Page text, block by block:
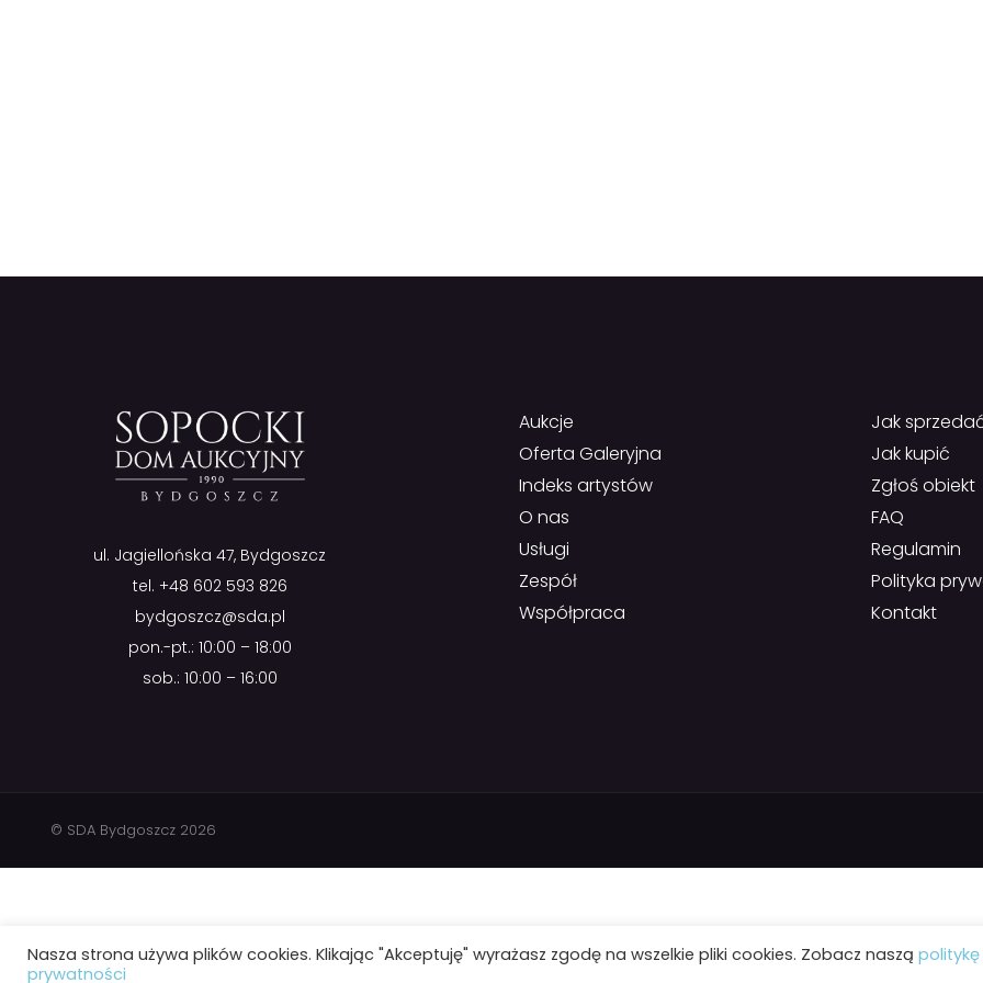
ul. Jagiellońska 47, Bydgoszcz
tel. +48 602 593 826
bydgoszcz@sda.pl
pon.-pt.: 10:00 – 18:00
sob.: 10:00 – 16:00
Aukcje
Oferta Galeryjna
Indeks artystów
O nas
Usługi
Zespół
Współpraca
Jak
Jak kupić
Zgłoś obiekt
FAQ
Regulamin
Polityka
Kontakt
© SDA Bydgoszcz 2026
Nasza strona używa plików cookies. Klikając "Akceptuję" wyrażasz zgodę na wszelkie pliki cookies. Zobacz naszą politykę
prywatności